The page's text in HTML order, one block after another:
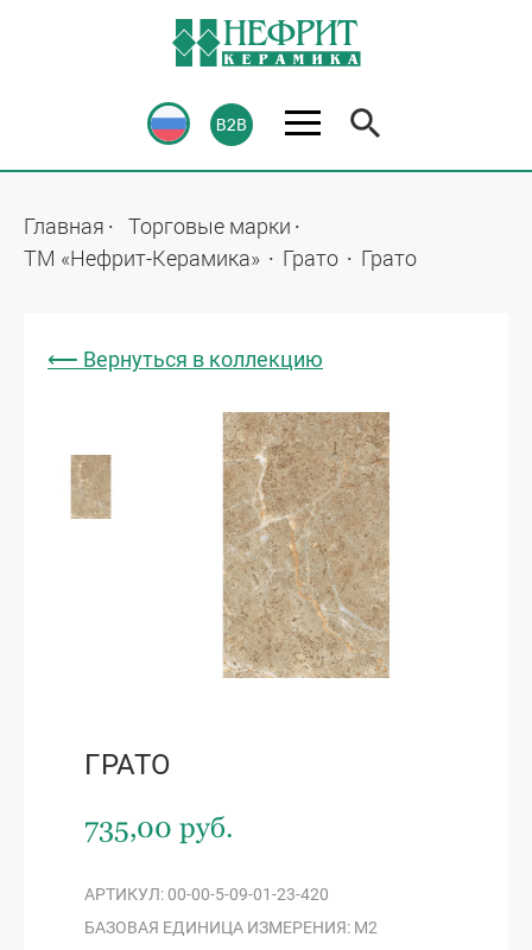
Главная
Торговые марки
ТМ «Нефрит-Керамика»
Грато Грато
⟵ Вернуться в коллекцию
ГРАТО
735,00 руб.
АРТИКУЛ: 00-00-5-09-01-23-420
БАЗОВАЯ ЕДИНИЦА ИЗМЕРЕНИЯ: М2